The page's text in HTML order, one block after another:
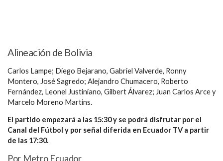
Alineación de Bolivia
Carlos Lampe; Diego Bejarano, Gabriel Valverde, Ronny
Montero, José Sagredo; Alejandro Chumacero, Roberto
Fernández, Leonel Justiniano, Gilbert Álvarez; Juan Carlos Arce y
Marcelo Moreno Martins.
El partido empezará a las 15:30 y se podrá disfrutar por el
Canal del Fútbol y por señal diferida en Ecuador TV a partir
de las 17:30.
Por Metro Ecuador